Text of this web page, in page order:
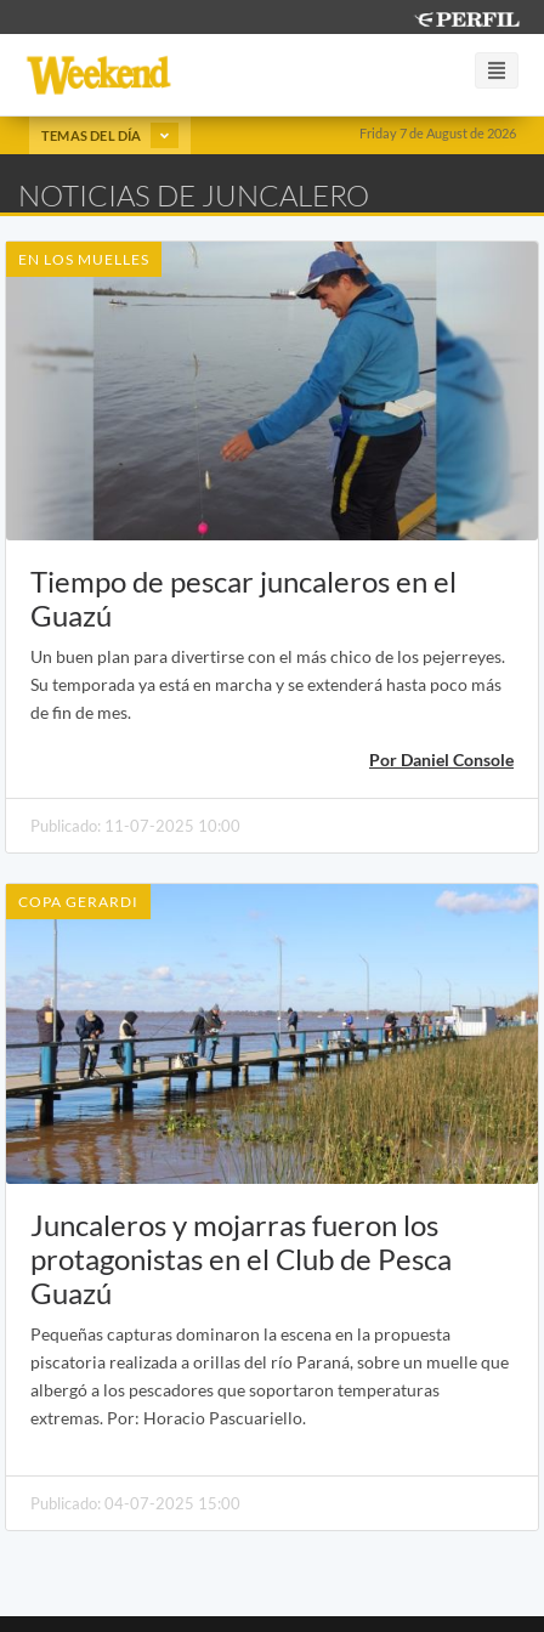
Friday 7 de August de 2026
TEMAS DEL DÍA
NOTICIAS DE JUNCALERO
EN LOS MUELLES
Tiempo de pescar juncaleros en el
Guazú
Un buen plan para divertirse con el más chico de los pejerreyes.
Su temporada ya está en marcha y se extenderá hasta poco más
de fin de mes.
Por Daniel Console
Publicado: 11-07-2025 10:00
COPA GERARDI
Juncaleros y mojarras fueron los
protagonistas en el Club de Pesca
Guazú
Pequeñas capturas dominaron la escena en la propuesta
piscatoria realizada a orillas del río Paraná, sobre un muelle que
albergó a los pescadores que soportaron temperaturas
extremas. Por: Horacio Pascuariello.
Publicado: 04-07-2025 15:00